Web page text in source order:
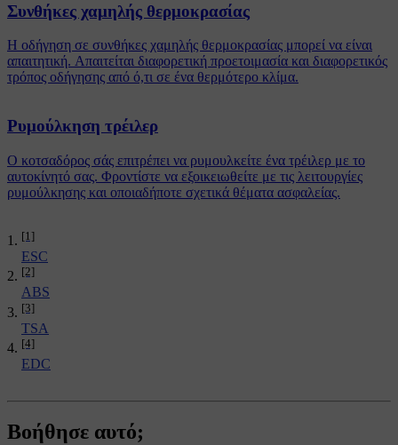
[1]
ESC
[2]
ABS
[3]
TSA
[4]
EDC
Συνθήκες χαμηλής θερμοκρασίας
Η οδήγηση σε συνθήκες χαμηλής θερμοκρασίας μπορεί να είναι
απαιτητική. Απαιτείται διαφορετική προετοιμασία και διαφορετικός
τρόπος οδήγησης από ό,τι σε ένα θερμότερο κλίμα.
Ρυμούλκηση τρέιλερ
Ο κοτσαδόρος σάς επιτρέπει να ρυμουλκείτε ένα τρέιλερ με το
αυτοκίνητό σας. Φροντίστε να εξοικειωθείτε με τις λειτουργίες
ρυμούλκησης και οποιαδήποτε σχετικά θέματα ασφαλείας.
Βοήθησε αυτό;